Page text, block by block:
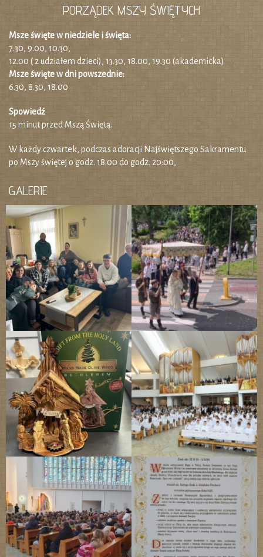
PORZĄDEK MSZY ŚWIĘTYCH
Msze święte w niedziele i święta:
7.30, 9.00, 10.30,
12.00 ( z udziałem dzieci), 13.30, 18.00, 19.30 (akademicka)
Msze święte w dni powszednie:
6.30, 8.30, 18.00
Spowiedź
15 minut przed Mszą Świętą.
W każdy czwartek, podczas adoracji Najświętszego Sakramentu
po Mszy świętej o godz. 18:00 do godz. 20:00,
GALERIE